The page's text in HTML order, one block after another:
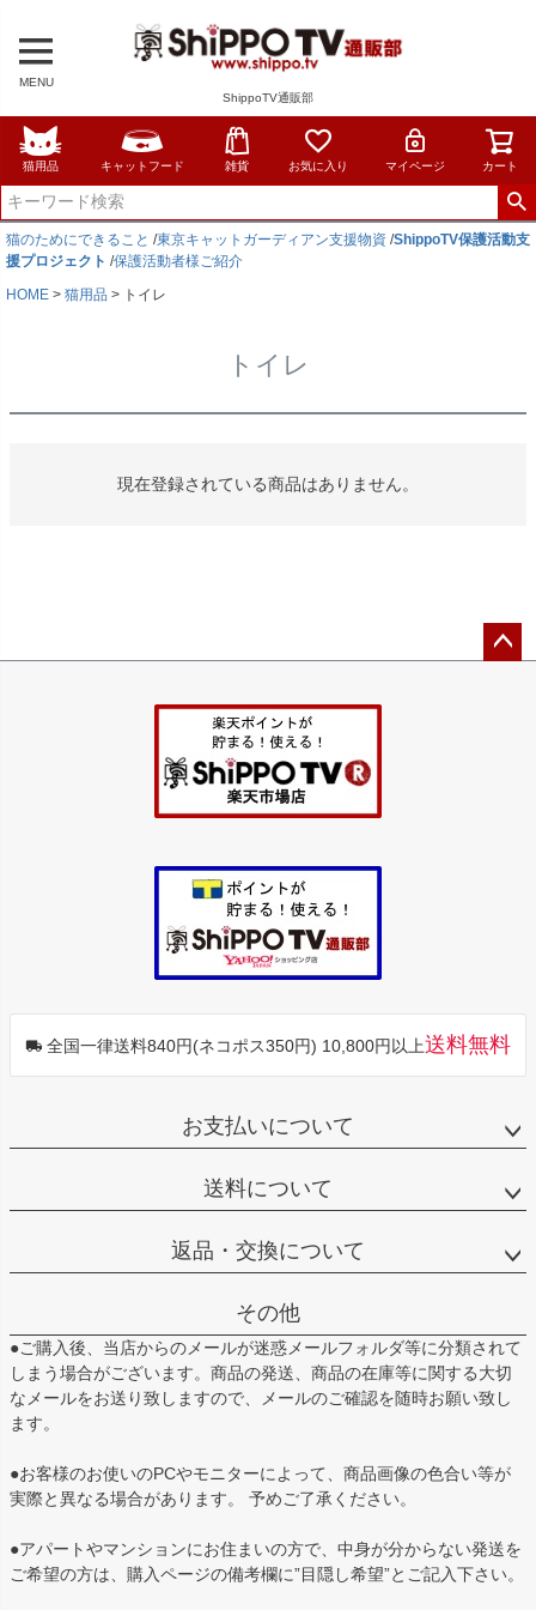
MENU
ShippoTV通販部
猫用品 キャットフード 雑貨 お気に入り マイページ カート
猫のためにできること /東京キャットガーディアン支援物資 /ShippoTV保護活動支
援プロジェクト /保護活動者様ご紹介
HOME
猫用品 トイレ
トイレ
現在登録されている商品はありません。
全国一律送料840円(ネコポス350円) 10,800円以上送料無料
お支払いについて
送料について
返品・交換について
その他
●ご購入後、当店からのメールが迷惑メールフォルダ等に分類されて
しまう場合がございます。商品の発送、商品の在庫等に関する大切
なメールをお送り致しますので、メールのご確認を随時お願い致し
ます。
●お客様のお使いのPCやモニターによって、商品画像の色合い等が
実際と異なる場合があります。 予めご了承ください。
●アパートやマンションにお住まいの方で、中身が分からない発送を
ご希望の方は、購入ページの備考欄に”目隠し希望”とご記入下さい。